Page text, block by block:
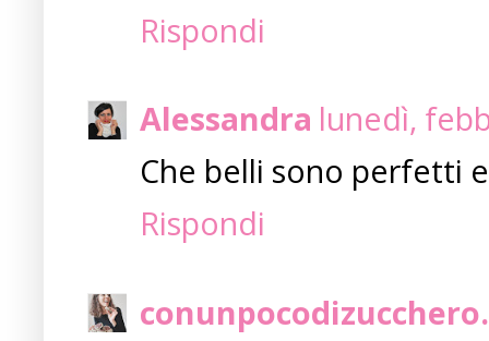
Rispondi
Alessandra lunedì,
Che belli sono perfetti
Rispondi